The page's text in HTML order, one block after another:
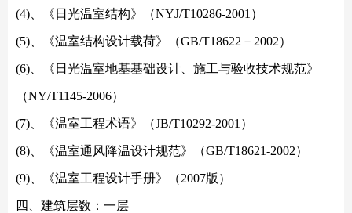
(4)、《日光温室结构》（NYJ/T10286-2001）
(5)、《温室结构设计载荷》（GB/T18622－2002）
(6)、《日光温室地基基础设计、施工与验收技术规范》
（NY/T1145-2006）
(7)、《温室工程术语》（JB/T10292-2001）
(8)、《温室通风降温设计规范》（GB/T18621-2002）
(9)、《温室工程设计手册》（2007版）
四、建筑层数：一层